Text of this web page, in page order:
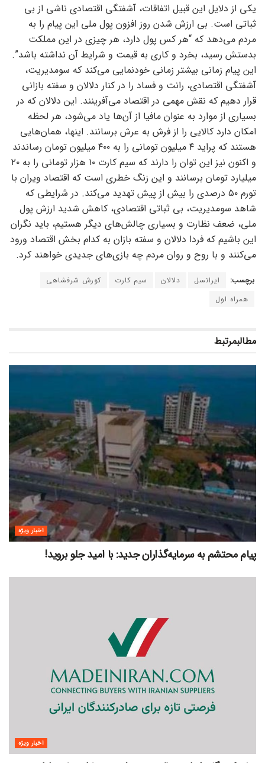
یکی از دلایل این قبیل اتفاقات، آشفتگی اقتصادی ناشی از بی
ثباتی است. بی ارزش شدن روز افزون پول ملی این پیام را به
مردم می‌دهد که “هر کس پول دارد، هر چیزی در این مملکت
بدستش رسید، بخرد و کاری به قیمت و شرایط آن نداشته باشد”.
این پیام زمانی بیشتر زمانی خودنمایی می‌کند که سومدیریت،
آشفتگی اقتصادی، رانت و فساد را در کنار دلالان و سفته بازانی
قرار دهیم که نقش مهمی در اقتصاد می‌آفرینند. این دلالان که در
بسیاری از موارد به عنوان مافیا از آن‌ها یاد می‌شود، هر لحظه
امکان دارد کالایی را از فرش به عرش برسانند. اینها، همان‌هایی
هستند که پراید ۴ میلیون تومانی را به ۴۰۰ میلیون تومان رساندند
و اکنون نیز این توان را دارند که سیم کارت ۱۰ هزار تومانی را به ۲۰
میلیارد تومان برسانند و این زنگ خطری است که اقتصاد ویران با
تورم ۵۰ درصدی را بیش از پیش تهدید می‌کند. در شرایطی که
شاهد سومدیریت، بی ثباتی اقتصادی، کاهش شدید ارزش پول
ملی، ضعف نظارت و بسیاری چالش‌های دیگر هستیم، باید نگران
این باشیم که فردا دلالان و سفته بازان به کدام بخش اقتصاد ورود
می‌کنند و با روح و روان مردم چه بازی‌های جدیدی خواهند کرد.
برچسب: ایرانسل دلالان سیم کارت
کورش شرفشاهی
همراه اول
مطالبمرتبط
اخبار ویژه
پیام محتشم به سرمایه‌گذاران جدید: با امید جلو بروید!
اخبار ویژه